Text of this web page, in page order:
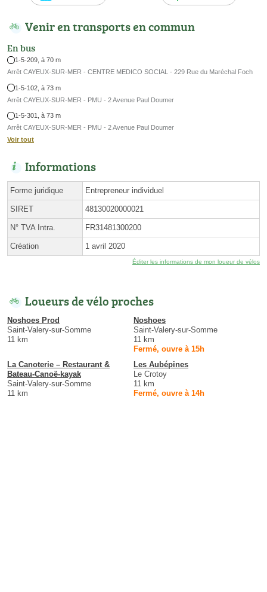
Venir en transports en commun
En bus
1-5-209, à 70 m
Arrêt CAYEUX-SUR-MER - CENTRE MEDICO SOCIAL - 229 Rue du Maréchal Foch
1-5-102, à 73 m
Arrêt CAYEUX-SUR-MER - PMU - 2 Avenue Paul Doumer
1-5-301, à 73 m
Arrêt CAYEUX-SUR-MER - PMU - 2 Avenue Paul Doumer
Voir tout
Informations
Forme juridique Entrepreneur individuel
SIRET 48130020000021
N° TVA Intra. FR31481300200
Création 1 avril 2020
Éditer les informations de mon loueur de vélos
Loueurs de vélo proches
Noshoes Prod
Saint-Valery-sur-Somme
11 km
Noshoes
Saint-Valery-sur-Somme
11 km
Fermé, ouvre à 15h
La Canoterie – Restaurant &
Bateau-Canoë-kayak
Saint-Valery-sur-Somme
11 km
Les Aubépines
Le Crotoy
11 km
Fermé, ouvre à 14h